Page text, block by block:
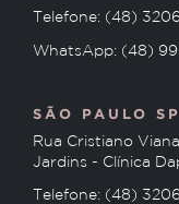
Telefone: (48) 3206
WhatsApp: (48)
SÃO PAULO SP
Rua Cristiano
Jardins - Clínica
Telefone: (48)